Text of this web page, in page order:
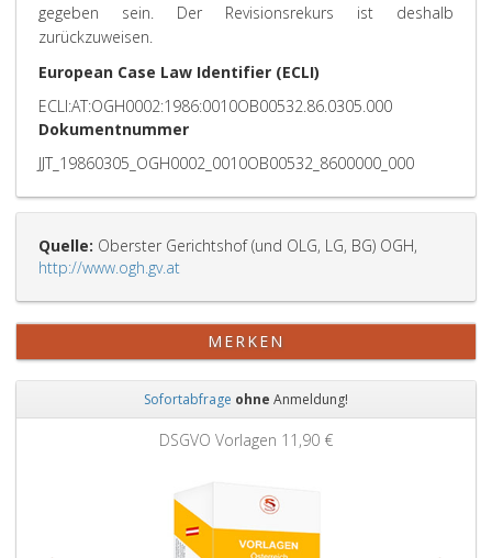
gegeben sein. Der Revisionsrekurs ist deshalb
zurückzuweisen.
European Case Law Identifier (ECLI)
ECLI:AT:OGH0002:1986:0010OB00532.86.0305.000
Dokumentnummer
JJT_19860305_OGH0002_0010OB00532_8600000_000
Quelle: Oberster Gerichtshof (und OLG, LG, BG) OGH,
http://www.ogh.gv.at
MERKEN
Sofortabfrage ohne Anmeldung!
Grundbuchauszug